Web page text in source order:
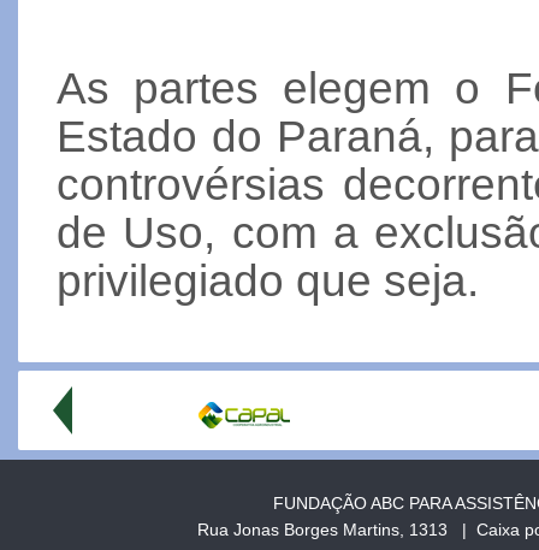
As partes elegem o
Estado do Paraná,
controvérsias
de Uso, com a
privilegiado que seja.
FUNDAÇÃO ABC PARA
Rua Jonas Borges Martins, 1313 | Caixa